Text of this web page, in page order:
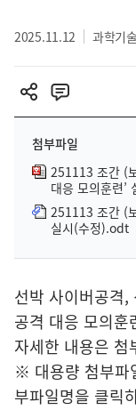
2025.11.12 과학기
첨부파일
251113 조간 (
대응 모의훈련
251113 조간 (
실시(수정).odt
선박 사이버공격,
공격 대응 모의
자세한 내용은 첨
※ 대용량 첨부파
부파일명을 클릭